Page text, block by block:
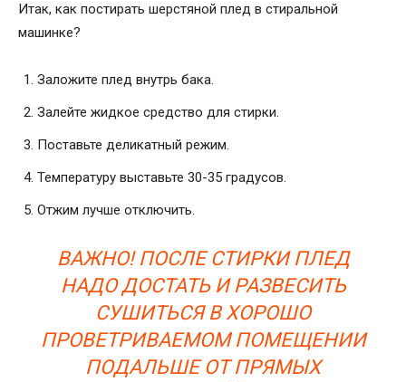
Итак, как постирать шерстяной плед в стиральной
машинке?
Заложите плед внутрь бака.
Залейте жидкое средство для стирки.
Поставьте деликатный режим.
Температуру выставьте 30-35 градусов.
Отжим лучше отключить.
ВАЖНО! ПОСЛЕ СТИРКИ ПЛЕД
НАДО ДОСТАТЬ И РАЗВЕСИТЬ
СУШИТЬСЯ В ХОРОШО
ПРОВЕТРИВАЕМОМ ПОМЕЩЕНИИ
ПОДАЛЬШЕ ОТ ПРЯМЫХ